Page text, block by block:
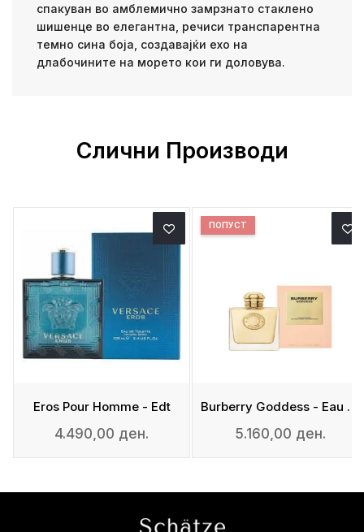
спакуван во амблемично замрзнато стаклено
шишенце во елегантна, речиси транспарентна
темно сина боја, создавајќи ехо на
длабочините на морето кои ги доловува.
Слични Производи
Eros Pour Homme - Edt
4.490,00 ден.
Burberry Goddess - Eau De Parfum
ПОПУСТ
5.160,00 ден.